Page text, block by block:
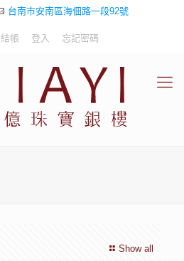
台南市安南區海佃路一段92號
結帳 登入 忘記密碼
Show all